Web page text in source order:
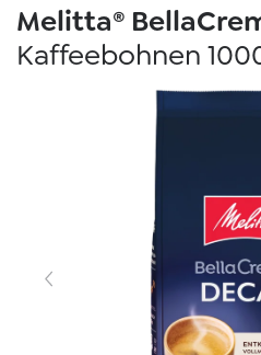
Melitta®
Kaffeebohnen